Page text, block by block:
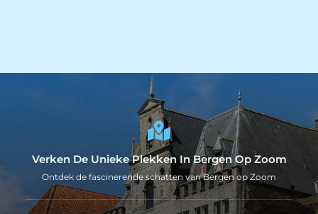
Verken De Unieke Plekken In Bergen Op Zoom
Ontdek de fascinerende schatten van Bergen op Zoom